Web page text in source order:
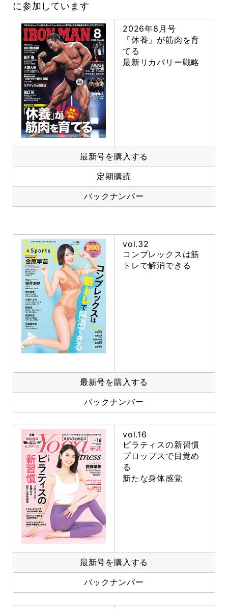
に参加しています
2026年8月号
「休養」が筋肉を育
てる
最新リカバリー戦略
最新号を購入する
定期購読
バックナンバー
vol.32
コンプレックスは筋
トレで解消できる
最新号を購入する
バックナンバー
vol.16
ピラティスの新習慣
プロップスで目覚め
る
新たな身体感覚
最新号を購入する
バックナンバー